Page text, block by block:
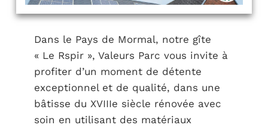
Dans le Pays de Mormal, notre gîte
« Le Rspir », Valeurs Parc vous invite à
profiter d’un moment de détente
exceptionnel et de qualité, dans une
bâtisse du XVIIIe siècle rénovée avec
soin en utilisant des matériaux